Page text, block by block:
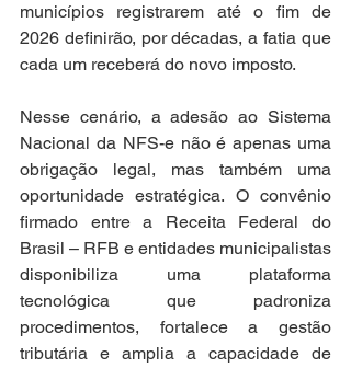
municípios registrarem até o fim de
2026 definirão, por décadas, a fatia que
cada um receberá do novo imposto.
Nesse cenário, a adesão ao Sistema
Nacional da NFS-e não é apenas uma
obrigação legal, mas também uma
oportunidade estratégica. O convênio
firmado entre a Receita Federal do
Brasil – RFB e entidades municipalistas
disponibiliza uma plataforma
tecnológica que padroniza
procedimentos, fortalece a gestão
tributária e amplia a capacidade de